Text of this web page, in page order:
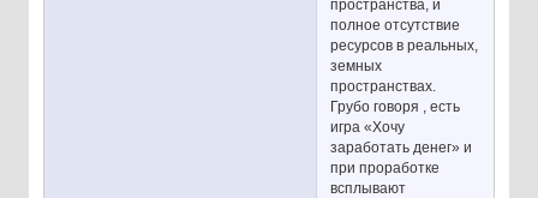
пространства, и
полное отсутствие
ресурсов в реальных,
земных
пространствах.
Грубо говоря , есть
игра «Хочу
заработать денег» и
при проработке
всплывают